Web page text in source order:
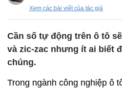
Xem các bài viết của tác giả
Cần số tự động trên ô tô
và zic-zac nhưng ít ai biết
chúng.
Trong ngành công nghiệp ô